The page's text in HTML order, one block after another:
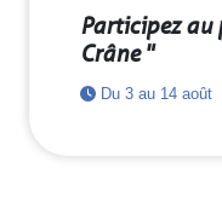
Participez au
Crâne "
Du 3 au 14 août